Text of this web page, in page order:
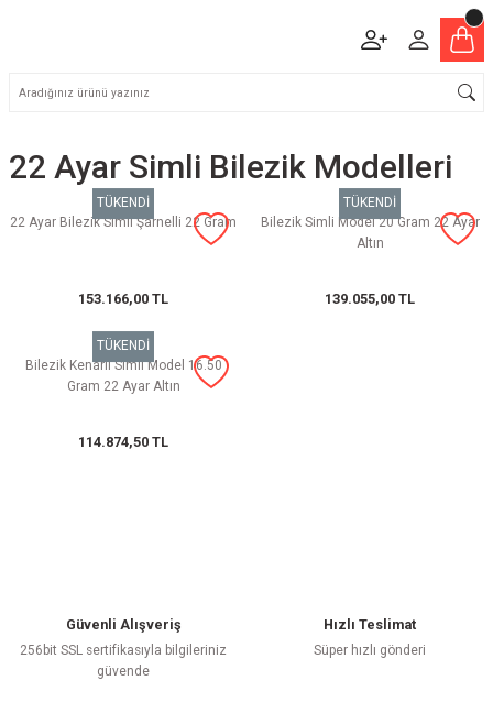
22 Ayar Simli Bilezik Modelleri
TÜKENDİ
22 Ayar Bilezik Simli Şarnelli 22 Gram
153.166,00 TL
TÜKENDİ
Bilezik Simli Model 20 Gram 22 Ayar
Altın
139.055,00 TL
TÜKENDİ
Bilezik Kenarlı Simli Model 16.50
Gram 22 Ayar Altın
114.874,50 TL
Güvenli Alışveriş
256bit SSL sertifikasıyla bilgileriniz
güvende
Hızlı Teslimat
Süper hızlı gönderi